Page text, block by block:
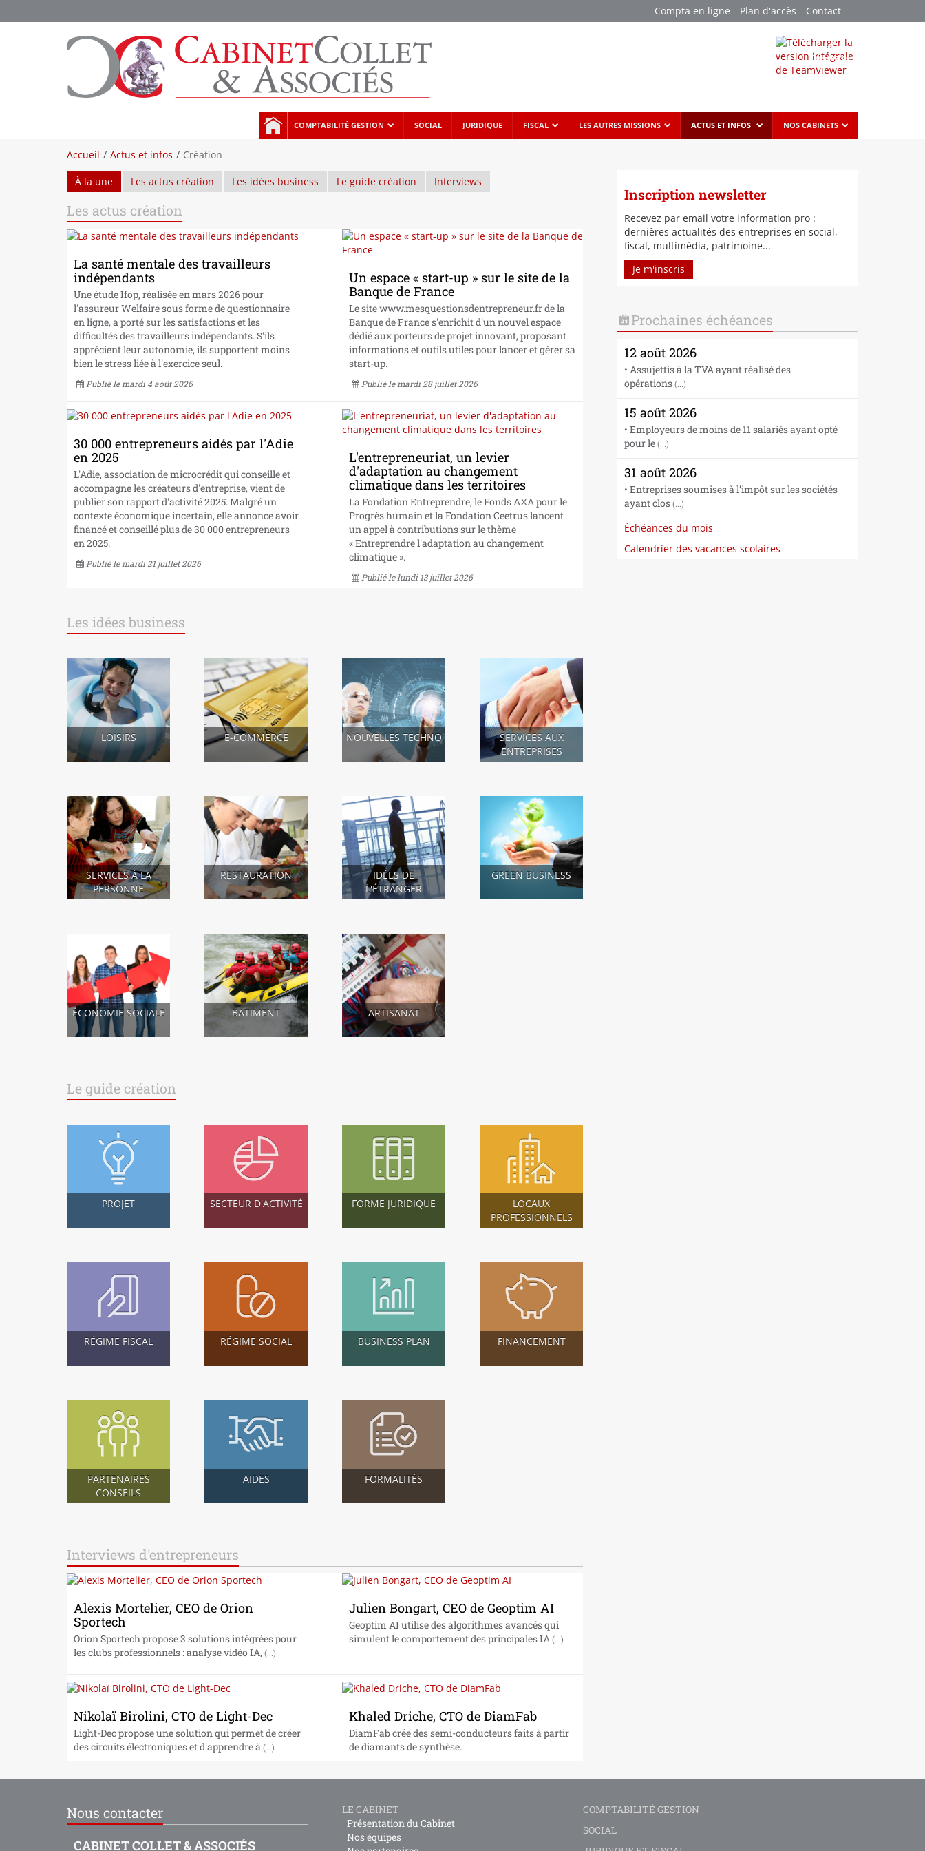
Compta en ligne Plan d'accès Contact
Télécharger
TeamViewer
COMPTABILITÉ GESTION SOCIAL JURIDIQUE FISCAL LES AUTRES MISSIONS ACTUS ET INFOS NOS CABINETS
Accueil Actus et infos Création
À la une Les actus création Les idées business Le guide création Interviews
Les actus création
La santé mentale des travailleurs
indépendants
Une étude Ifop, réalisée en mars 2026 pour
l'assureur Welfaire sous forme de questionnaire
en ligne, a porté sur les satisfactions et les
difficultés des travailleurs indépendants. S'ils
apprécient leur autonomie, ils supportent moins
bien le stress liée à l'exercice seul.
Publié le mardi 4 août 2026
Un espace « start-up » sur le site de la
Banque de France
Le site www.mesquestionsdentrepreneur.fr de la
Banque de France s'enrichit d'un nouvel espace
dédié aux porteurs de projet innovant, proposant
informations et outils utiles pour lancer et gérer sa
start-up.
Publié le mardi 28 juillet 2026
30 000 entrepreneurs aidés par l'Adie
en 2025
L'Adie, association de microcrédit qui conseille et
accompagne les créateurs d'entreprise, vient de
publier son rapport d'activité 2025. Malgré un
contexte économique incertain, elle annonce avoir
financé et conseillé plus de 30 000 entrepreneurs
en 2025.
Publié le mardi 21 juillet 2026
L'entrepreneuriat, un levier
d'adaptation au changement
climatique dans les territoires
La Fondation Entreprendre, le Fonds AXA pour le
Progrès humain et la Fondation Ceetrus lancent
un appel à contributions sur le thème
« Entreprendre l'adaptation au changement
climatique ».
Publié le lundi 13 juillet 2026
Les idées business
LOISIRS E-COMMERCE NOUVELLES TECHNO
SERVICES AUX
ENTREPRISES
SERVICES À LA
PERSONNE
RESTAURATION
IDÉES DE
L'ÉTRANGER
GREEN BUSINESS
ÉCONOMIE SOCIALE BATIMENT ARTISANAT
Le guide création
PROJET SECTEUR D'ACTIVITÉ FORME JURIDIQUE
LOCAUX
PROFESSIONNELS
RÉGIME FISCAL RÉGIME SOCIAL BUSINESS PLAN FINANCEMENT
PARTENAIRES
CONSEILS
AIDES FORMALITÉS
Interviews d'entrepreneurs
Alexis Mortelier, CEO de Orion
Sportech
Orion Sportech propose 3 solutions intégrées pour
les clubs professionnels : analyse vidéo IA, (...)
Julien Bongart, CEO de Geoptim AI
Geoptim AI utilise des algorithmes avancés qui
simulent le comportement des principales IA (...)
Nikolaï Birolini, CTO de Light-Dec
Light-Dec propose une solution qui permet de créer
des circuits électroniques et d'apprendre à (...)
Khaled Driche, CTO de DiamFab
DiamFab crée des semi-conducteurs faits à partir
de diamants de synthèse.
Inscription newsletter
Recevez par email votre information pro :
dernières actualités des entreprises en social,
fiscal, multimédia, patrimoine...
Je m'inscris
Prochaines échéances
12 août 2026
• Assujettis à la TVA ayant réalisé des
opérations (...)
15 août 2026
• Employeurs de moins de 11 salariés ayant opté
pour le (...)
31 août 2026
• Entreprises soumises à l’impôt sur les sociétés
ayant clos (...)
Échéances du mois
Calendrier des vacances scolaires
Nous contacter
CABINET COLLET & ASSOCIÉS
LE CABINET
Présentation du Cabinet
Nos équipes
COMPTABILITÉ GESTION
SOCIAL